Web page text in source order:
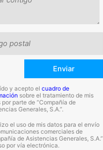
y acepto elcuadro de
sobre el tratamiento de mis
por parte de “Compañía de
Generales, S.A.”.
el uso de mis datos para el envío
comerciales de
de Asistencias Generales, S.A.”
por vía electrónica.